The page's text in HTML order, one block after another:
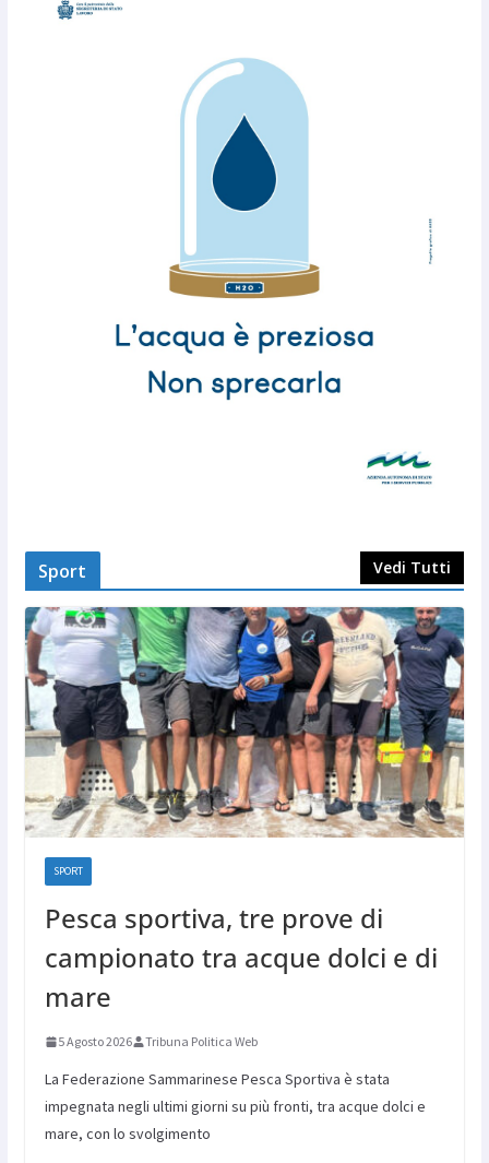
Sport Vedi Tutti
SPORT
Pesca sportiva, tre prove di
campionato tra acque dolci e di
mare
5 Agosto 2026 Tribuna Politica Web
La Federazione Sammarinese Pesca Sportiva è stata
impegnata negli ultimi giorni su più fronti, tra acque dolci e
mare, con lo svolgimento